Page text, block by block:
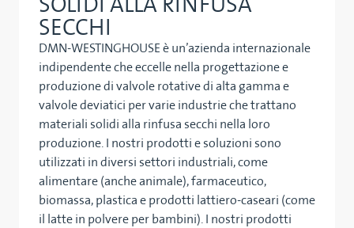
SECCHI
DMN-WESTINGHOUSE è un’azienda internazionale
indipendente che eccelle nella progettazione e
produzione di valvole rotative di alta gamma e
valvole deviatici per varie industrie che trattano
materiali solidi alla rinfusa secchi nella loro
produzione. I nostri prodotti e soluzioni sono
utilizzati in diversi settori industriali, come
alimentare (anche animale), farmaceutico,
biomassa, plastica e prodotti lattiero-caseari (come
il latte in polvere per bambini). I nostri prodotti